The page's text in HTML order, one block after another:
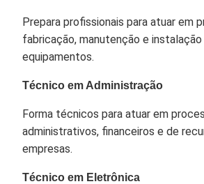
Prepara profissionais para atuar em
fabricação, manutenção e instalação
equipamentos.
Técnico em Administração
Forma técnicos para atuar em
administrativos, financeiros e de
empresas.
Técnico em Eletrônica